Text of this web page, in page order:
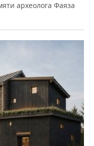
археолога Фаяза